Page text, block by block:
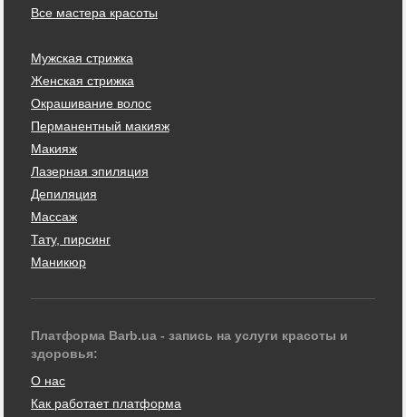
Все мастера красоты
Мужская стрижка
Женская стрижка
Окрашивание волос
Перманентный макияж
Макияж
Лазерная эпиляция
Депиляция
Массаж
Тату, пирсинг
Маникюр
Платформа Barb.ua - запись на услуги красоты и
здоровья:
О нас
Как работает платформа